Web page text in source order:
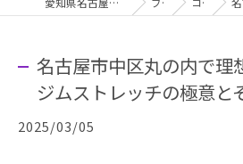
名古屋市中区丸の内で理
ジムストレッチの極意と
2025/03/05